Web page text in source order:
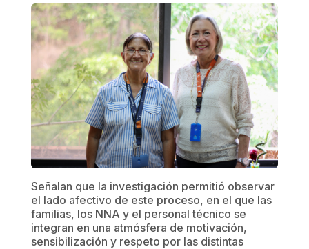
Señalan que la investigación permitió observar
el lado afectivo de este proceso, en el que las
familias, los NNA y el personal técnico se
integran en una atmósfera de motivación,
sensibilización y respeto por las distintas